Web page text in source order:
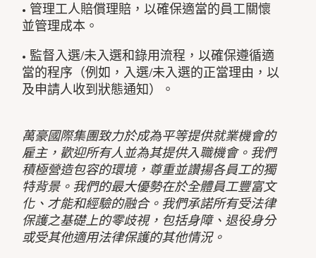
• 管理工人賠償理賠，以確保適當的員工關懷
並管理成本。
• 監督入選/未入選和錄用流程，以確保遵循適
當的程序（例如，入選/未入選的正當理由，以
及申請人收到狀態通知）。
萬豪國際集團致力於成為平等提供就業機會的
雇主，歡迎所有人並為其提供入職機會。我們
積極營造包容的環境，尊重並讚揚各員工的獨
特背景。我們的最大優勢在於全體員工豐富文
化、才能和經驗的融合。我們承諾所有受法律
保護之基礎上的零歧視，包括身障、退役身分
或受其他適用法律保護的其他情況。